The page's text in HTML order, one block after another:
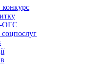
конкурс
ОГС
соцпослуг